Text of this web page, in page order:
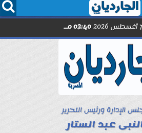
  
03:40 مـ
الإدارة ورئيس التحرير
عبد الستار